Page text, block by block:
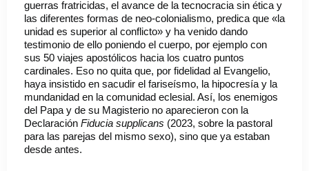
guerras fratricidas, el avance de la tecnocracia sin ética y
las diferentes formas de neo-colonialismo, predica que «la
unidad es superior al conflicto» y ha venido dando
testimonio de ello poniendo el cuerpo, por ejemplo con
sus 50 viajes apostólicos hacia los cuatro puntos
cardinales. Eso no quita que, por fidelidad al Evangelio,
haya insistido en sacudir el fariseísmo, la hipocresía y la
mundanidad en la comunidad eclesial. Así, los enemigos
del Papa y de su Magisterio no aparecieron con la
Declaración Fiducia supplicans (2023, sobre la pastoral
para las parejas del mismo sexo), sino que ya estaban
desde antes.